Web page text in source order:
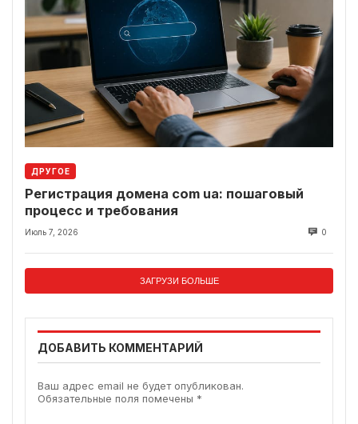
ДРУГОЕ
Регистрация домена com ua: пошаговый
процесс и требования
Июль 7, 2026 0
ЗАГРУЗИ БОЛЬШЕ
ДОБАВИТЬ КОММЕНТАРИЙ
Ваш адрес email не будет опубликован.
Обязательные поля помечены *